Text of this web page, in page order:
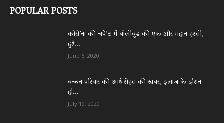
POPULAR POSTS
कोरो’ना की चपे’ट में बॉलीवुड की एक और महान हस्ती,
हुई...
June 6, 2020
बच्चन परिवार की आई सेहत की खबर, इलाज के दौरान
हो...
July 19, 2020